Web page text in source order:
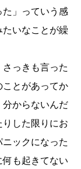
た」っていう感
たいなことが繰
っきも言った
ことがあってか
分からないんだ
した限りにお
ックになった
も起きてない